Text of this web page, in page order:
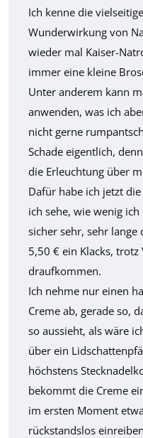
Ich kenne die
Wunderwirkung von
wieder mal Kaiser-
immer eine kleine
Unter anderem kann
anwenden, was ich
nicht gerne
Schade eigentlich,
die Erleuchtung über
Dafür habe ich jetzt
ich sehe, wie wenig
sicher sehr, sehr
5,50 € ein Klacks,
draufkommen.
Ich nehme nur einen
Creme ab, gerade so,
so aussieht, als wäre
über ein
höchstens
bekommt die Creme
im ersten Moment
rückstandslos